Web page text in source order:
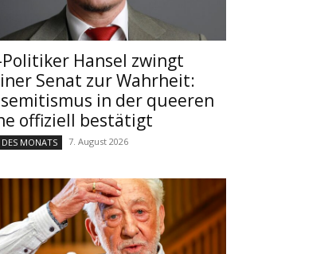
Hansel zwingt
Senat zur Wahrheit:
in der queeren
offiziell bestätigt
MONATS 7. August 2026